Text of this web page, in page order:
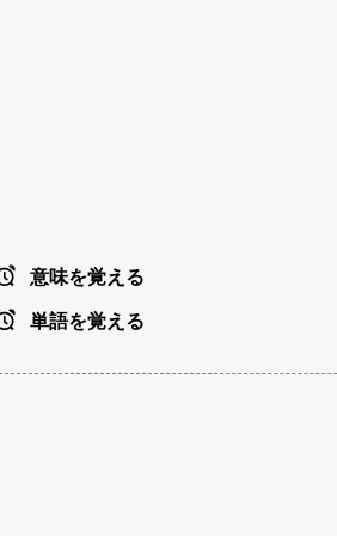
意味を覚える
単語を覚える